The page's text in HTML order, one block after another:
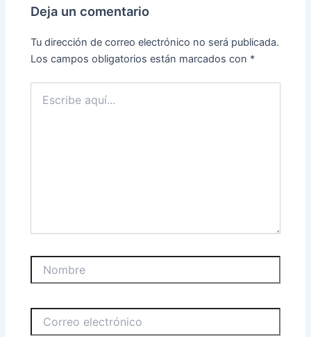
Deja un comentario
Tu dirección de correo electrónico no será publicada.
Los campos obligatorios están marcados con *
aquí...
electrónico